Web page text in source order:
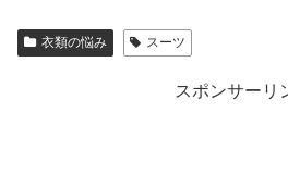
衣類の悩み スーツ
スポンサーリ